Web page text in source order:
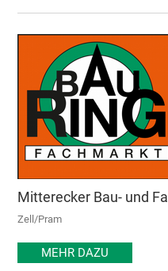
Mitterecker Bau- und
Zell/Pram
MEHR DAZU